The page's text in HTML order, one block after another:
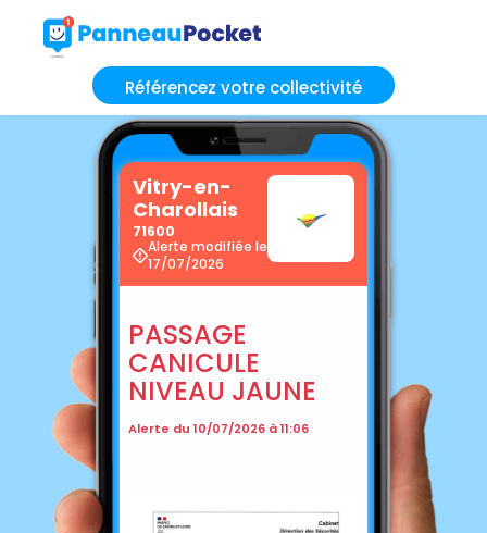
Référencez votre collectivité
Vitry-en-
Charollais
71600
Alerte modifiée le
17/07/2026
PASSAGE
CANICULE
NIVEAU JAUNE
Alerte du 10/07/2026 à 11:06